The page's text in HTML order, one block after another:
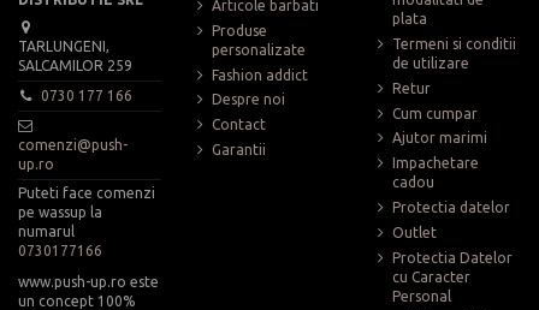
TARLUNGENI,
SALCAMILOR 259
0730 177 166
comenzi@push-
up.ro
Puteti face comenzi
pe wassup la
numarul
0730177166
www.push-up.ro este
un concept 100%
Articole barbati
Produse
personalizate
Fashion addict
Despre noi
Contact
Garantii
plata
Termeni si conditii
de utilizare
Retur
Cum cumpar
Ajutor marimi
Impachetare
cadou
Protectia datelor
Outlet
Protectia Datelor
cu Caracter
Personal